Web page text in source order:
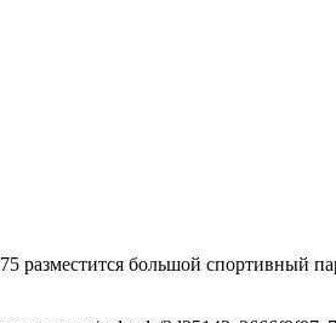
большой спортивный